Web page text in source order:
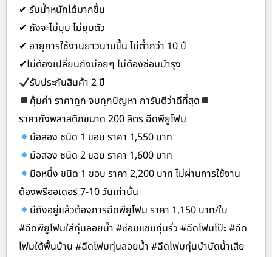
✔ รับน้ำหนักได้มากขึ้น
✔ ถังจะไม่บุบ ไม่ยุบตัว
✔ อายุการใช้งานยาวนานขึ้น ไม่ต่ำกว่า 10 ปี
✔ไม่ต้องเปลี่ยนถังบ่อยๆ ไม่ต้องซ่อมบำรุง
รับประกันสินค้า 2 ปี
คุ้มค่า ราคาถูก จบทุกปัญหา การันตีว่าดีที่สุด
ราคาถังพลาสติกขนาด 200 ลิตร ฉีดพียูโฟม
มือสอง ชนิด 1 ขอบ ราคา 1,550 บาท
มือสอง ชนิด 2 ขอบ ราคา 1,600 บาท
มือหนึ่ง ชนิด 1 ขอบ ราคา 2,200 บาท ไม่ผ่านการใช้งาน
ต้องพรีออเดอร์ 7-10 วันเท่านั้น
มีถังอยู่แล้วต้องการฉีดพียูโฟม ราคา 1,150 บาท/ใบ
#ฉีดพียูโฟมใส่ทุ่นลอยน้ำ #ซ่อมแซมทุ่นรั่ว #ฉีดโฟมโป๊ะ #ฉีด
โฟมใต้พื้นบ้าน #ฉีดโฟมทุ่นลอยน้ำ #ฉีดโฟมทุ่นบำบัดน้ำเสีย